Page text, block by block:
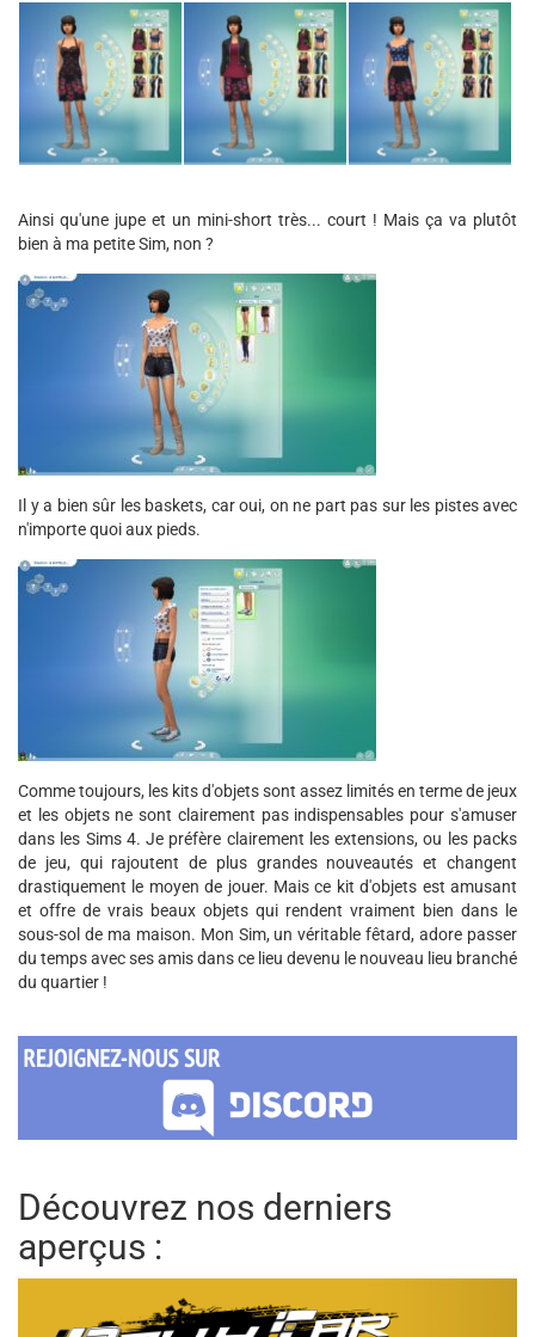
Ainsi qu'une jupe et un mini-short très... court ! Mais ça va plutôt
bien à ma petite Sim, non ?
Il y a bien sûr les baskets, car oui, on ne part pas sur les pistes avec
n'importe quoi aux pieds.
Comme toujours, les kits d'objets sont assez limités en terme de jeux
et les objets ne sont clairement pas indispensables pour s'amuser
dans les Sims 4. Je préfère clairement les extensions, ou les packs
de jeu, qui rajoutent de plus grandes nouveautés et changent
drastiquement le moyen de jouer. Mais ce kit d'objets est amusant
et offre de vrais beaux objets qui rendent vraiment bien dans le
sous-sol de ma maison. Mon Sim, un véritable fêtard, adore passer
du temps avec ses amis dans ce lieu devenu le nouveau lieu branché
du quartier !
Découvrez nos derniers
aperçus :